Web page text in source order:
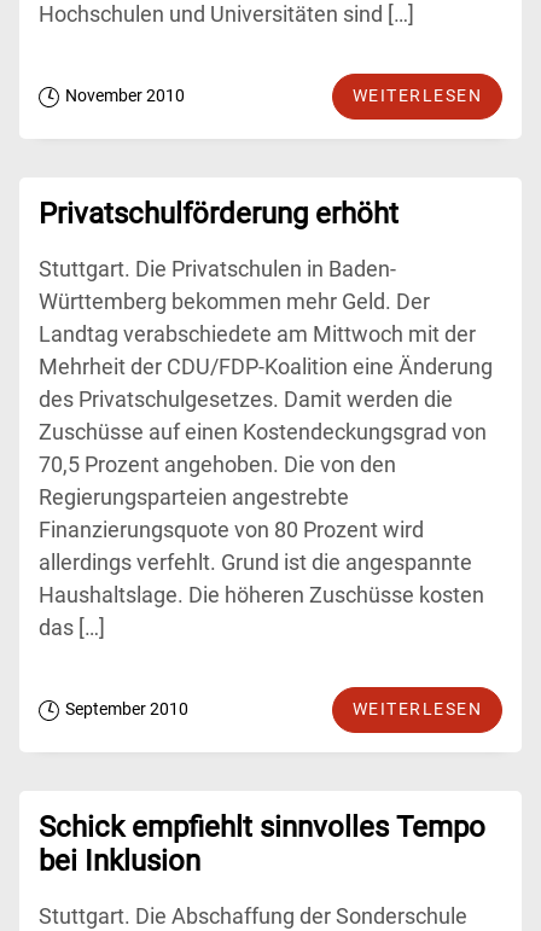
Hochschulen und Universitäten sind […]
November 2010 WEITERLESEN
Privatschulförderung erhöht
Stuttgart. Die Privatschulen in Baden-
Württemberg bekommen mehr Geld. Der
Landtag verabschiedete am Mittwoch mit der
Mehrheit der CDU/FDP-Koalition eine Änderung
des Privatschulgesetzes. Damit werden die
Zuschüsse auf einen Kostendeckungsgrad von
70,5 Prozent angehoben. Die von den
Regierungsparteien angestrebte
Finanzierungsquote von 80 Prozent wird
allerdings verfehlt. Grund ist die angespannte
Haushaltslage. Die höheren Zuschüsse kosten
das […]
September 2010 WEITERLESEN
Schick empfiehlt sinnvolles Tempo
bei Inklusion
Stuttgart. Die Abschaffung der Sonderschule